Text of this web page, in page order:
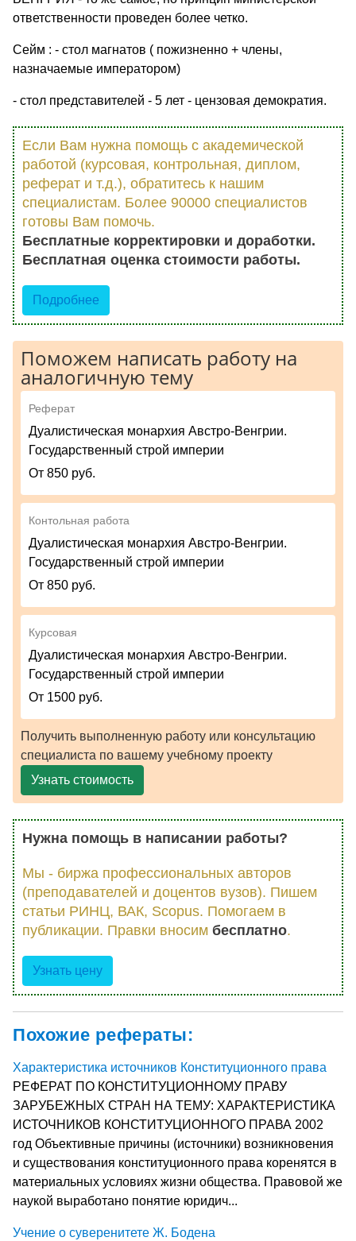
ответственности проведен более четко.
Сейм : - стол магнатов ( пожизненно + члены,
назначаемые императором)
- стол представителей - 5 лет - цензовая демократия.
Если Вам нужна помощь с академической
работой (курсовая, контрольная, диплом,
реферат и т.д.), обратитесь к нашим
специалистам. Более 90000 специалистов
готовы Вам помочь.
Бесплатные корректировки и доработки.
Бесплатная оценка стоимости работы.
Подробнее
Поможем написать работу на
аналогичную тему
Реферат
Дуалистическая монархия Австро-Венгрии.
Государственный строй империи
От 850 руб.
Контольная работа
Дуалистическая монархия Австро-Венгрии.
Государственный строй империи
От 850 руб.
Курсовая
Дуалистическая монархия Австро-Венгрии.
Государственный строй империи
От 1500 руб.
Получить выполненную работу или консультацию
специалиста по вашему учебному проекту
Узнать стоимость
Нужна помощь в написании работы?
Мы - биржа профессиональных авторов
(преподавателей и доцентов вузов). Пишем
статьи РИНЦ, ВАК, Scopus. Помогаем в
публикации. Правки вносим бесплатно.
Узнать цену
Похожие рефераты:
Характеристика источников Конституционного права
РЕФЕРАТ ПО КОНСТИТУЦИОННОМУ ПРАВУ
ЗАРУБЕЖНЫХ СТРАН НА ТЕМУ: ХАРАКТЕРИСТИКА
ИСТОЧНИКОВ КОНСТИТУЦИОННОГО ПРАВА 2002
год Объективные причины (источники) возникновения
и существования конституционного права коренятся в
материальных условиях жизни общества. Правовой же
наукой выработано понятие юридич...
Учение о суверенитете Ж. Бодена